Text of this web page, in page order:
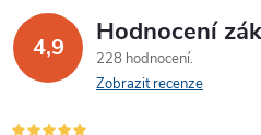
4,9 Hodnocení
228 hodnocení
Zobrazit recenze